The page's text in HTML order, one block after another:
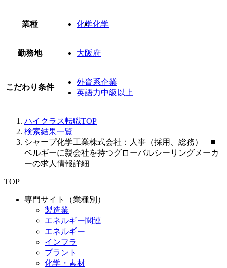
業種 化学化学
勤務地 大阪府
こだわり条件
外資系企業
英語力中級以上
ハイクラス転職TOP
検索結果一覧
シャープ化学工業株式会社：人事（採用、総務） ■
ベルギーに親会社を持つグローバルシーリングメーカ
ーの求人情報詳細
TOP
専門サイト（業種別）
製造業
エネルギー関連
エネルギー
インフラ
プラント
化学・素材